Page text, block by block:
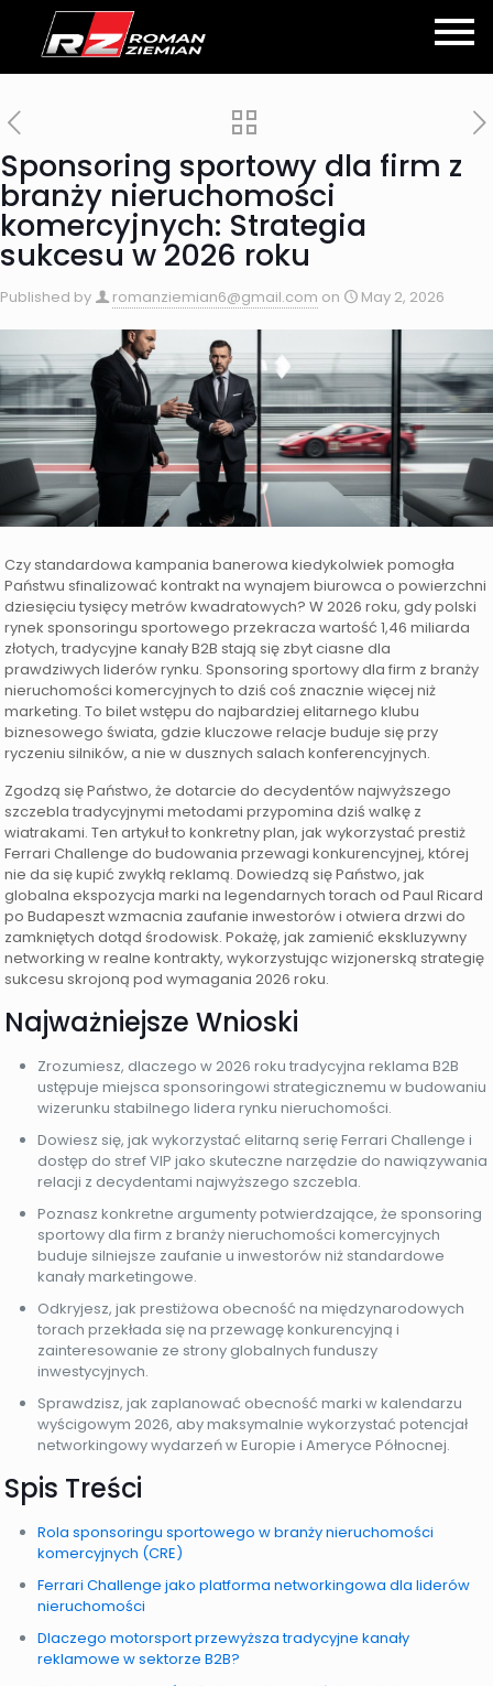
Sponsoring sportowy dla firm z
branży nieruchomości
komercyjnych: Strategia
sukcesu w 2026 roku
Published by romanziemian6@gmail.com on May 2, 2026
Czy standardowa kampania banerowa kiedykolwiek pomogła
Państwu sfinalizować kontrakt na wynajem biurowca o powierzchni
dziesięciu tysięcy metrów kwadratowych? W 2026 roku, gdy polski
rynek sponsoringu sportowego przekracza wartość 1,46 miliarda
złotych, tradycyjne kanały B2B stają się zbyt ciasne dla
prawdziwych liderów rynku. Sponsoring sportowy dla firm z branży
nieruchomości komercyjnych to dziś coś znacznie więcej niż
marketing. To bilet wstępu do najbardziej elitarnego klubu
biznesowego świata, gdzie kluczowe relacje buduje się przy
ryczeniu silników, a nie w dusznych salach konferencyjnych.
Zgodzą się Państwo, że dotarcie do decydentów najwyższego
szczebla tradycyjnymi metodami przypomina dziś walkę z
wiatrakami. Ten artykuł to konkretny plan, jak wykorzystać prestiż
Ferrari Challenge do budowania przewagi konkurencyjnej, której
nie da się kupić zwykłą reklamą. Dowiedzą się Państwo, jak
globalna ekspozycja marki na legendarnych torach od Paul Ricard
po Budapeszt wzmacnia zaufanie inwestorów i otwiera drzwi do
zamkniętych dotąd środowisk. Pokażę, jak zamienić ekskluzywny
networking w realne kontrakty, wykorzystując wizjonerską strategię
sukcesu skrojoną pod wymagania 2026 roku.
Najważniejsze Wnioski
Zrozumiesz, dlaczego w 2026 roku tradycyjna reklama B2B
ustępuje miejsca sponsoringowi strategicznemu w budowaniu
wizerunku stabilnego lidera rynku nieruchomości.
Dowiesz się, jak wykorzystać elitarną serię Ferrari Challenge i
dostęp do stref VIP jako skuteczne narzędzie do nawiązywania
relacji z decydentami najwyższego szczebla.
Poznasz konkretne argumenty potwierdzające, że sponsoring
sportowy dla firm z branży nieruchomości komercyjnych
buduje silniejsze zaufanie u inwestorów niż standardowe
kanały marketingowe.
Odkryjesz, jak prestiżowa obecność na międzynarodowych
torach przekłada się na przewagę konkurencyjną i
zainteresowanie ze strony globalnych funduszy
inwestycyjnych.
Sprawdzisz, jak zaplanować obecność marki w kalendarzu
wyścigowym 2026, aby maksymalnie wykorzystać potencjał
networkingowy wydarzeń w Europie i Ameryce Północnej.
Spis Treści
Rola sponsoringu sportowego w branży nieruchomości
komercyjnych (CRE)
Ferrari Challenge jako platforma networkingowa dla liderów
nieruchomości
Dlaczego motorsport przewyższa tradycyjne kanały
reklamowe w sektorze B2B?